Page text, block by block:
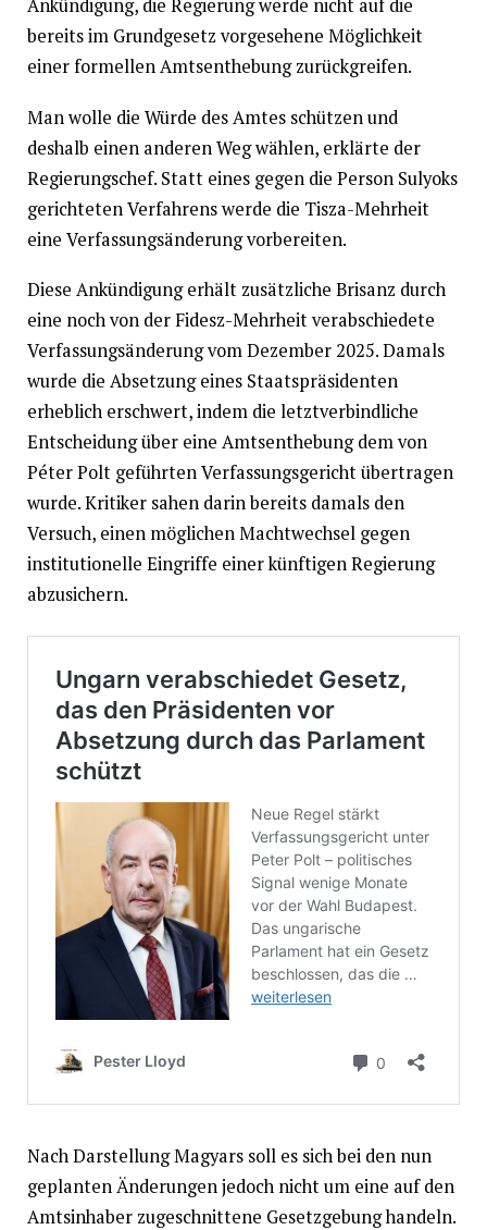
Ankündigung, die Regierung werde nicht auf die
bereits im Grundgesetz vorgesehene Möglichkeit
einer formellen Amtsenthebung zurückgreifen.
Man wolle die Würde des Amtes schützen und
deshalb einen anderen Weg wählen, erklärte der
Regierungschef. Statt eines gegen die Person Sulyoks
gerichteten Verfahrens werde die Tisza-Mehrheit
eine Verfassungsänderung vorbereiten.
Diese Ankündigung erhält zusätzliche Brisanz durch
eine noch von der Fidesz-Mehrheit verabschiedete
Verfassungsänderung vom Dezember 2025. Damals
wurde die Absetzung eines Staatspräsidenten
erheblich erschwert, indem die letztverbindliche
Entscheidung über eine Amtsenthebung dem von
Péter Polt geführten Verfassungsgericht übertragen
wurde. Kritiker sahen darin bereits damals den
Versuch, einen möglichen Machtwechsel gegen
institutionelle Eingriffe einer künftigen Regierung
abzusichern.
Nach Darstellung Magyars soll es sich bei den nun
geplanten Änderungen jedoch nicht um eine auf den
Amtsinhaber zugeschnittene Gesetzgebung handeln.